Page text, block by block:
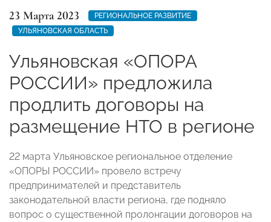
23 Марта 2023
РЕГИОНАЛЬНОЕ РАЗВИТИЕ
УЛЬЯНОВСКАЯ ОБЛАСТЬ
Ульяновская «ОПОРА
РОССИИ» предложила
продлить договоры на
размещение НТО в регионе
22 марта Ульяновское региональное отделение
«ОПОРЫ РОССИИ» провело встречу
предпринимателей и представитель
законодательной власти региона, где подняло
вопрос о существенной пролонгации договоров на